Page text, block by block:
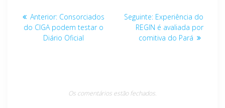
Navegação
de
Anterior: Post
anterior:
Consorciados
do CIGA podem testar o
Diário Oficial
Seguinte: Post
seguinte:
Experiência do
REGIN é avaliada por
comitiva do Pará
Os comentários estão fechados.